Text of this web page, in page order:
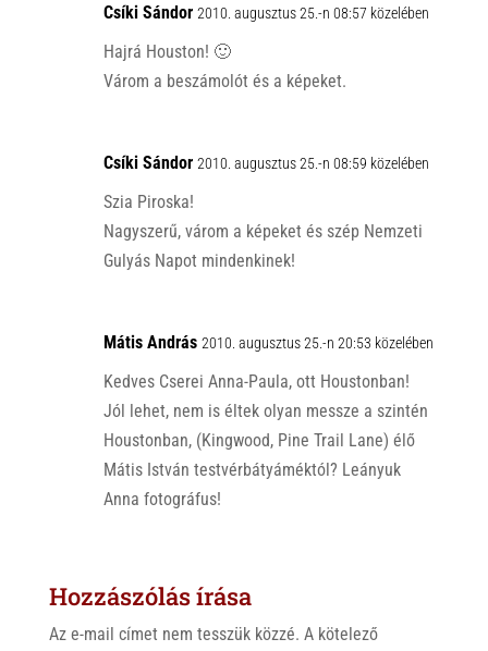
Csíki Sándor 2010. augusztus 25.-n 08:57 közelében
Hajrá Houston! 🙂
Várom a beszámolót és a képeket.
Csíki Sándor 2010. augusztus 25.-n 08:59 közelében
Szia Piroska!
Nagyszerű, várom a képeket és szép Nemzeti
Gulyás Napot mindenkinek!
Mátis András 2010. augusztus 25.-n 20:53 közelében
Kedves Cserei Anna-Paula, ott Houstonban!
Jól lehet, nem is éltek olyan messze a szintén
Houstonban, (Kingwood, Pine Trail Lane) élő
Mátis István testvérbátyáméktól? Leányuk
Anna fotográfus!
Hozzászólás írása
Az e-mail címet nem tesszük közzé. A kötelező